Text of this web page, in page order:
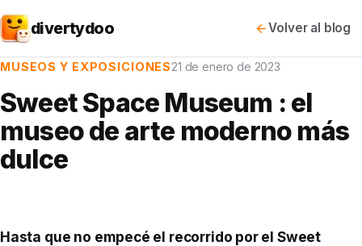
divertydoo Volver al blog
MUSEOS Y EXPOSICIONES21 de enero de 2023
Sweet Space Museum : el
museo de arte moderno más
dulce
Hasta que no empecé el recorrido por el Sweet